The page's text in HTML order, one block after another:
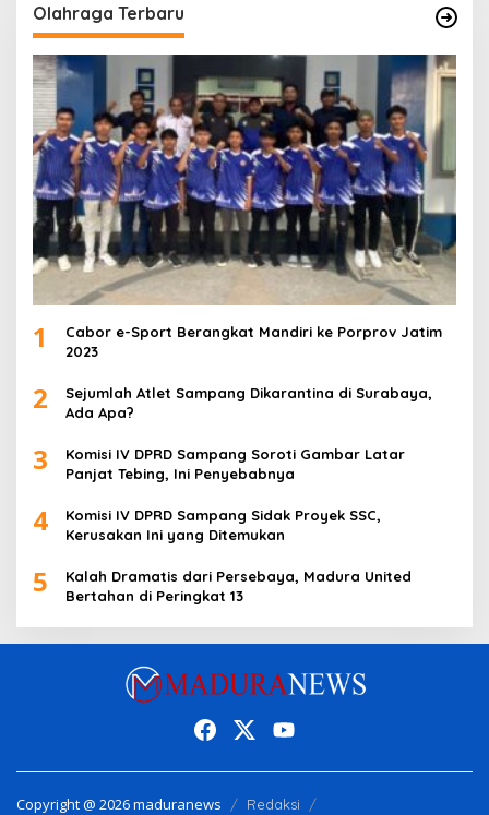
Olahraga Terbaru
1
Cabor e-Sport Berangkat Mandiri ke Porprov Jatim
2023
2
Sejumlah Atlet Sampang Dikarantina di Surabaya,
Ada Apa?
3
Komisi IV DPRD Sampang Soroti Gambar Latar
Panjat Tebing, Ini Penyebabnya
4
Komisi IV DPRD Sampang Sidak Proyek SSC,
Kerusakan Ini yang Ditemukan
5
Kalah Dramatis dari Persebaya, Madura United
Bertahan di Peringkat 13
Copyright @ 2026 maduranews
Redaksi